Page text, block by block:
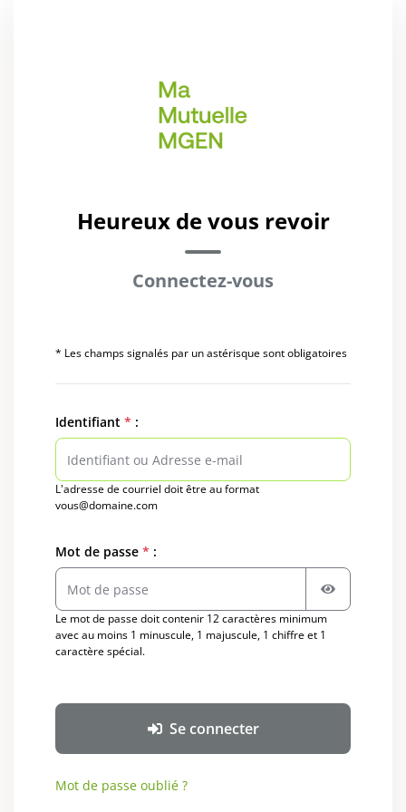
Heureux de vous revoir
Connectez-vous
* Les champs signalés par un astérisque sont obligatoires
Identifiant* :
L'adresse de courriel doit être au format
vous@domaine.com
Mot de passe* :
Afficher le
Le mot de passe doit contenir 12 caractères minimum
avec au moins 1 minuscule, 1 majuscule, 1 chiffre et 1
caractère spécial.
Se connecter
Mot de passe oublié ?